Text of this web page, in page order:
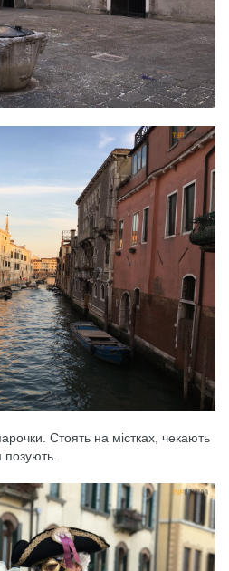
Стоять на містках, чекають
позують.